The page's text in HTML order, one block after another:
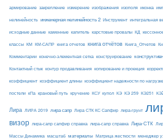
армирование закрепление измерение изображения изополя иконка
нелинейность инженерная нелинейность 2 Инструмент интегральная
исходные данные каменные капитель карстовые провалы КД
классы КМ КМ-САПР книга отчетов книга отчётов Книга_Отчетов
Комментарии конечно-элементная сетка конструирование
Контактный стык контур продавливания копирование и проекция
коэффициент коэффициент длины коэффициент надежности по нагрузке
постели кПа крановый путь кручение КСУ купол КЭ КЭ 259 КЭ251
Лира ЛИРА 2019 лира сапр Лира СТК КС Сапфир лира-грунт
визор лира-сапр сапфир справка лира-сапр справка Лира-СТК
Массы Динамика масштаб материалы Матрица жесткости менеджер